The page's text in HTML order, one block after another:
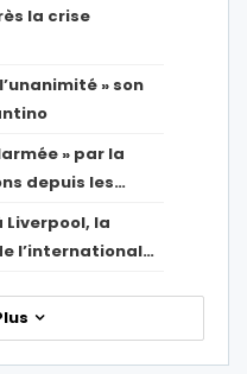
la crise
» son
» par la
depuis les…
Liverpool, la
l’international…